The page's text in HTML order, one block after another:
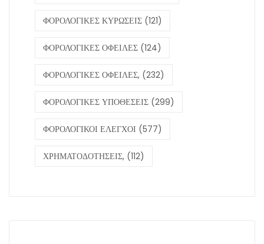
ΦΟΡΟΛΟΓΙΚΕΣ ΚΥΡΩΣΕΙΣ (121)
ΦΟΡΟΛΟΓΙΚΕΣ ΟΦΕΙΛΕΣ (124)
ΦΟΡΟΛΟΓΙΚΕΣ ΟΦΕΙΛΕΣ, (232)
ΦΟΡΟΛΟΓΙΚΕΣ ΥΠΟΘΕΣΕΙΣ (299)
ΦΟΡΟΛΟΓΙΚΟΙ ΕΛΕΓΧΟΙ (577)
ΧΡΗΜΑΤΟΔΟΤΗΣΕΙΣ, (112)